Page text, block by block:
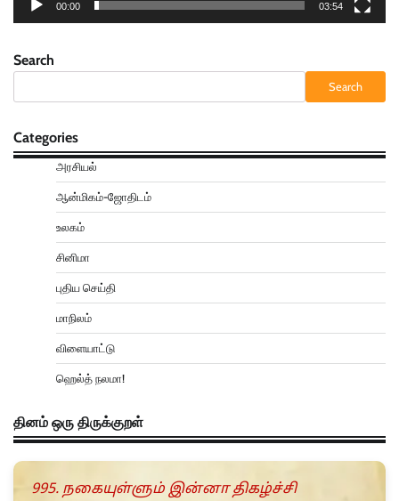
00:00 03:54
Search
Search
Categories
அரசியல்
ஆன்மிகம்-ஜோதிடம்
உலகம்
சினிமா
புதிய செய்தி
மாநிலம்
விளையாட்டு
ஹெல்த் நலமா!
தினம் ஒரு திருக்குறள்
995. நகையுள்ளும் இன்னா திகழ்ச்சி